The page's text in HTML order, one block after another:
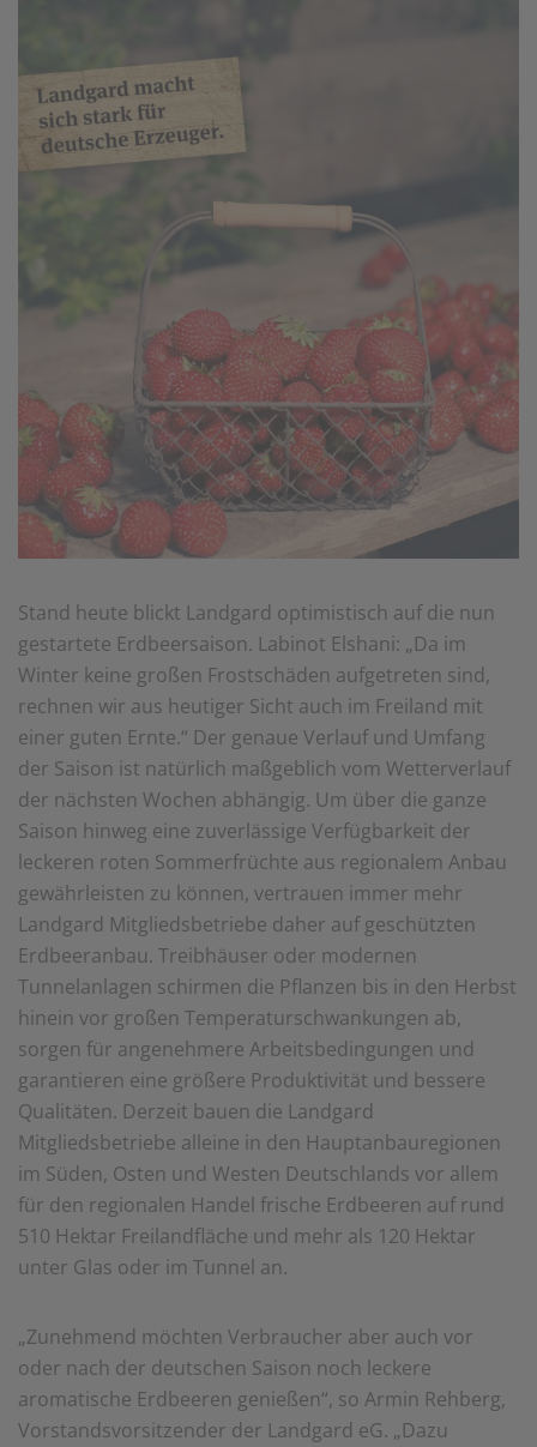
Stand heute blickt Landgard optimistisch auf die nun
gestartete Erdbeersaison. Labinot Elshani: „Da im
Winter keine großen Frostschäden aufgetreten sind,
rechnen wir aus heutiger Sicht auch im Freiland mit
einer guten Ernte.“ Der genaue Verlauf und Umfang
der Saison ist natürlich maßgeblich vom Wetterverlauf
der nächsten Wochen abhängig. Um über die ganze
Saison hinweg eine zuverlässige Verfügbarkeit der
leckeren roten Sommerfrüchte aus regionalem Anbau
gewährleisten zu können, vertrauen immer mehr
Landgard Mitgliedsbetriebe daher auf geschützten
Erdbeeranbau. Treibhäuser oder modernen
Tunnelanlagen schirmen die Pflanzen bis in den Herbst
hinein vor großen Temperaturschwankungen ab,
sorgen für angenehmere Arbeitsbedingungen und
garantieren eine größere Produktivität und bessere
Qualitäten. Derzeit bauen die Landgard
Mitgliedsbetriebe alleine in den Hauptanbauregionen
im Süden, Osten und Westen Deutschlands vor allem
für den regionalen Handel frische Erdbeeren auf rund
510 Hektar Freilandfläche und mehr als 120 Hektar
unter Glas oder im Tunnel an.
„Zunehmend möchten Verbraucher aber auch vor
oder nach der deutschen Saison noch leckere
aromatische Erdbeeren genießen“, so Armin Rehberg,
Vorstandsvorsitzender der Landgard eG. „Dazu